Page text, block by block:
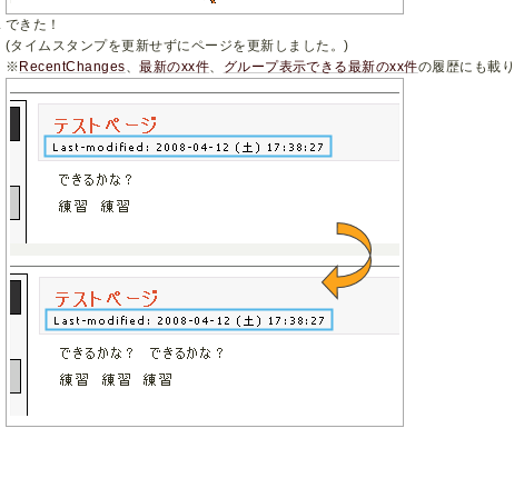
できた！
(タイムスタンプを更新せずにページを更新しました。)
※ RecentChanges、最新のxx件、 グループ表示できる最新のxx件の履歴にも載り